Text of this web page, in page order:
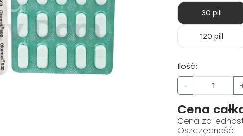
30 pill
120 pill
Ilość:
-
Cena
Cena za
Oszczędność